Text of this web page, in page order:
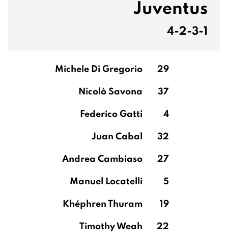
Juventus
4-2-3-1
Michele Di Gregorio 29
Nicolò Savona 37
Federico Gatti 4
Juan Cabal 32
Andrea Cambiaso 27
Manuel Locatelli 5
Khéphren Thuram 19
Timothy Weah 22